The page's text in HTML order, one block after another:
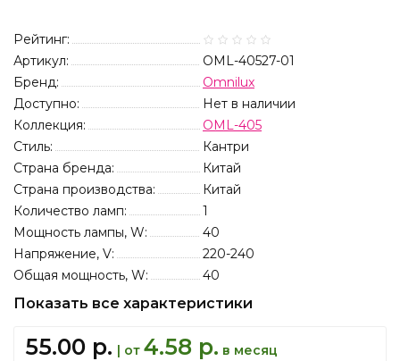
Рейтинг:
Артикул:
OML-40527-01
Бренд:
Omnilux
Доступно:
Нет в наличии
Коллекция:
OML-405
Стиль:
Кантри
Страна бренда:
Китай
Страна производства:
Китай
Количество ламп:
1
Мощность лампы, W:
40
Напряжение, V:
220-240
Общая мощность, W:
40
Показать все характеристики
55.00 р. | от 4.58 р. в месяц